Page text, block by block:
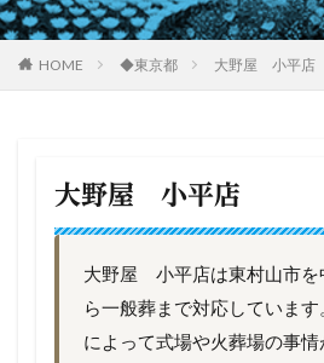
HOME ◆東京都 大野屋 小平店
大野屋 小平店
大野屋 小平店は東村山市を
ら一般葬まで対応していま
によって式場や火葬場の事情